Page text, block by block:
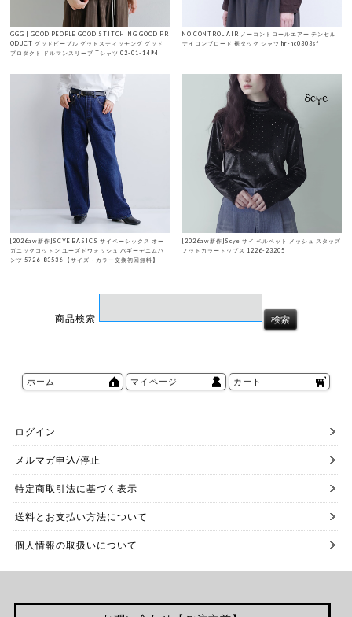
GGG | GOOD PEOPLE GOOD STITCHING GOOD PR
ODUCT グッドピープル グッドスティッチング グッド
プロダクト ドルマンスリーブ Tシャツ 02-01-1494
NO CONTROL AIR ノーコントロールエアー テンセル
ナイロンブロード 裾タック シャツ hr-nc0303sf
[2026aw新作]SCYE BASICS サイベーシックス オー
ガニックコットン ユーズドウォッシュ バギーデニムパ
ンツ 5726-83536 【サイズ・カラー交換初回無料】
[2026aw新作]Scye サイ ベルベット メッシュ スタッズ
ノットカラートップス 1226-23205
商品検索
ホーム マイページ カート
ログイン
メルマガ申込/停止
特定商取引法に基づく表示
送料とお支払い方法について
個人情報の取扱いについて